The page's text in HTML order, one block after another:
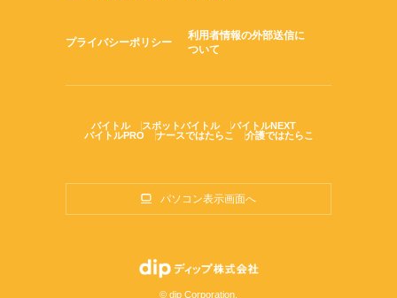
プライバシーポリシー
利用者情報の外部送信に
ついて
バイトル スポットバイトル
バイトルNEXT
バイトルPRO
ナースではたらこ 介護ではたらこ
パソコン表示画面へ
© dip Corporation.